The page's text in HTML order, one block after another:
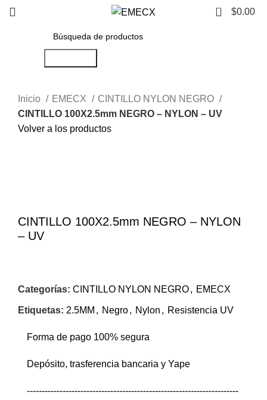
0 $0.00
Inicio EMECX
CINTILLO NYLON NEGRO
CINTILLO 100X2.5mm NEGRO – NYLON – UV
Volver a los productos
CINTILLO 100X2.5mm NEGRO – NYLON
– UV
Categorías: CINTILLO NYLON NEGRO, EMECX
Etiquetas: 2.5MM , Negro, Nylon , Resistencia UV
Forma de pago 100% segura
Depósito, trasferencia bancaria y Yape
-----------------------------------------------------------------------